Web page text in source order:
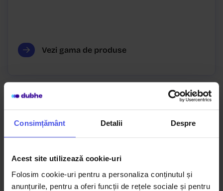
Consimțământ Detalii Despre
Acest site utilizează cookie-uri
Folosim cookie-uri pentru a personaliza conținutul și
anunțurile, pentru a oferi funcții de rețele sociale și pentru
Vezi gama de produse